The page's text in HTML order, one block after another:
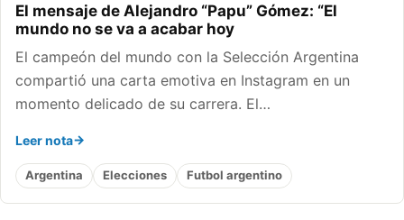
El mensaje de Alejandro “Papu” Gómez: “El
mundo no se va a acabar hoy
El campeón del mundo con la Selección Argentina
compartió una carta emotiva en Instagram en un
momento delicado de su carrera. El…
Leer nota
Argentina Elecciones Futbol argentino